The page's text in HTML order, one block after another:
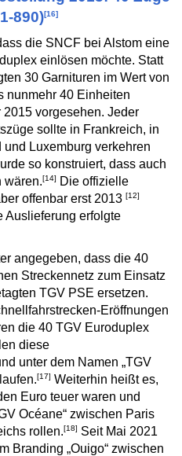
890)[16]
die SNCF bei Alstom eine
einlösen möchte. Statt
30 Garnituren im Wert von
nunmehr 40 Einheiten
vorgesehen. Jeder
sollte in Frankreich, in
Luxemburg verkehren
so konstruiert, dass auch
wären.[14]
Die offizielle
offenbar erst 2013 [12]
Auslieferung erfolgte
angegeben, dass die 40
Streckennetz zum Einsatz
TGV PSE ersetzen.
Eröffnungen
die 40 TGV Euroduplex
diese
unter dem Namen „TGV
[17] Weiterhin heißt es,
Euro teuer waren und
Océane“ zwischen Paris
rollen.[18] Seit Mai 2021
Branding „Ouigo“ zwischen